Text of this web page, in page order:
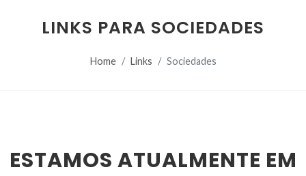
LINKS PARA SOCIEDADES
Home Links Sociedades
ESTAMOS ATUALMENTE EM